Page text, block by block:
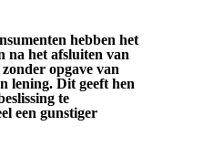
hebben het
na het afsluiten van
opgave van
lening. Dit geeft hen
te
een gunstiger